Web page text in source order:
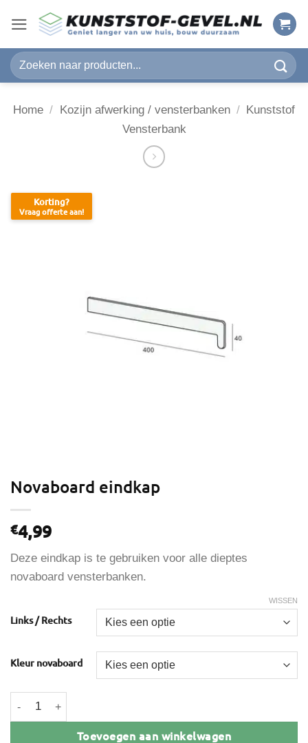
naar
inhoud
Zoeken
naar:
Home / Kozijn afwerking / vensterbanken / Kunststof
Vensterbank
Korting?
Vraag offerte aan!
Novaboard eindkap
€4,99
Deze eindkap is te gebruiken voor alle dieptes
novaboard vensterbanken.
Links / Rechts
Kleur novaboard
WISSEN
Novaboard eindkap aantal
Toevoegen aan winkelwagen